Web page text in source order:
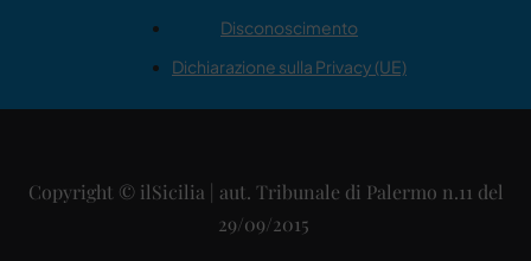
Disconoscimento
Dichiarazione sulla Privacy (UE)
Copyright © ilSicilia | aut. Tribunale di Palermo n.11 del
29/09/2015